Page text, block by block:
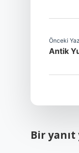
Önceki
Antik
Bir yanıt